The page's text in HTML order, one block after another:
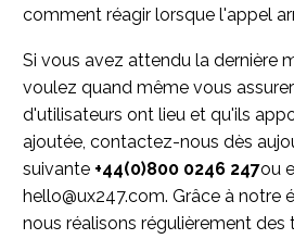
comment réagir lorsque l'appel
Si vous avez attendu la dernière
voulez quand même vous
d'utilisateurs ont lieu et qu'ils
ajoutée, contactez-nous dès
suivante +44(0)800 0246 247ou
hello@ux247.com. Grâce à notre
nous réalisons régulièrement des